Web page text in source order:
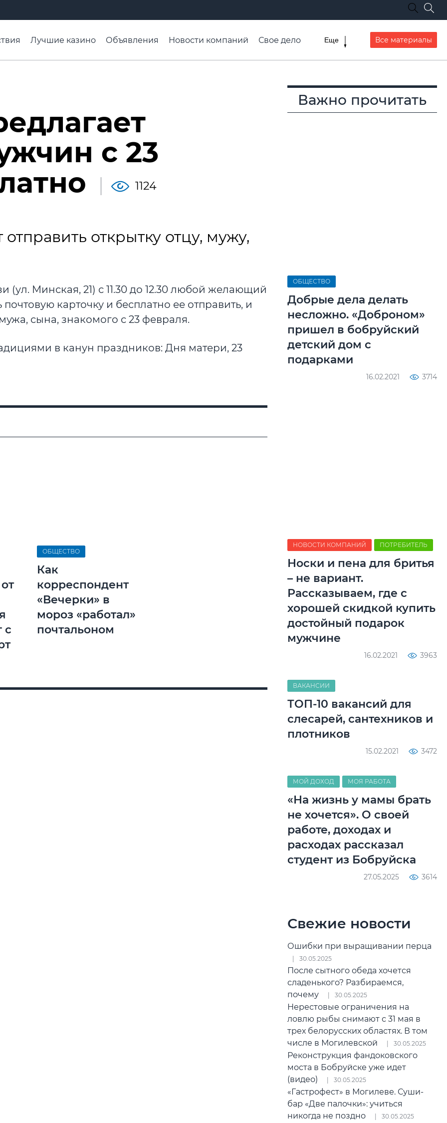
Лучшие казино Объявления Новости компаний
Свое дело
Еще Все материалы
с 23
1124
открытку отцу, мужу,
(ул. Минская, 21) с 11.30 до 12.30 любой желающий
карточку и бесплатно ее отправить, и
сына, знакомого с 23 февраля.
в канун праздников: Дня матери, 23
с
ОБЩЕСТВО
Как
корреспондент
«Вечерки» в
мороз «работал»
почтальоном
Важно прочитать
ОБЩЕСТВО
Добрые дела делать
несложно. «Доброном»
пришел в бобруйский
детский дом с
подарками
16.02.2021 3714
НОВОСТИ КОМПАНИЙ ПОТРЕБИТЕЛЬ
Носки и пена для бритья
– не вариант.
Рассказываем, где с
хорошей скидкой купить
достойный подарок
мужчине
16.02.2021 3963
ВАКАНСИИ
ТОП-10 вакансий для
слесарей, сантехников и
плотников
15.02.2021 3472
МОЙ ДОХОД МОЯ РАБОТА
«На жизнь у мамы брать
не хочется». О своей
работе, доходах и
расходах рассказал
студент из Бобруйска
27.05.2025 3614
Свежие новости
Ошибки при выращивании перца
30.05.2025
После сытного обеда хочется
сладенького? Разбираемся,
почему
30.05.2025
Нерестовые ограничения на
ловлю рыбы снимают с 31 мая в
трех белорусских областях. В том
числе в Могилевской
30.05.2025
Реконструкция фандоковского
моста в Бобруйске уже идет
(видео)
30.05.2025
«Гастрофест» в Могилеве. Суши-
бар «Две палочки»: учиться
никогда не поздно
30.05.2025